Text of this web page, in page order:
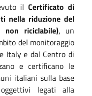
ilCertificato di
nella riduzione del
riciclabile), un
del monitoraggio
Italy e dal Centro di
e certificano le
italiani sulla base
legati alla